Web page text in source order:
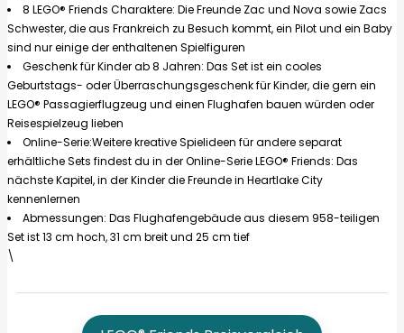
8 LEGO® Friends Charaktere: Die Freunde Zac und Nova sowie Zacs
Schwester, die aus Frankreich zu Besuch kommt, ein Pilot und ein Baby
sind nur einige der enthaltenen Spielfiguren
Geschenk für Kinder ab 8 Jahren: Das Set ist ein cooles
Geburtstags- oder Überraschungsgeschenk für Kinder, die gern ein
LEGO® Passagierflugzeug und einen Flughafen bauen würden oder
Reisespielzeug lieben
Online-Serie:Weitere kreative Spielideen für andere separat
erhältliche Sets findest du in der Online-Serie LEGO® Friends: Das
nächste Kapitel, in der Kinder die Freunde in Heartlake City
kennenlernen
Abmessungen: Das Flughafengebäude aus diesem 958-teiligen
Set ist 13 cm hoch, 31 cm breit und 25 cm tief
\